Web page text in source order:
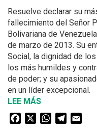
MIAMI,
ESTADOS
UNIDOS
DE
AMERICA.
Resuelve declarar su
fallecimiento del Señor
Bolivariana de
de marzo de 2013. Su
Social, la dignidad de
los más humildes y
de poder; y su
en un líder excepcional.
LEE MÁS
DE
RESOLUCION.
Facebook WhatsAppTelegram